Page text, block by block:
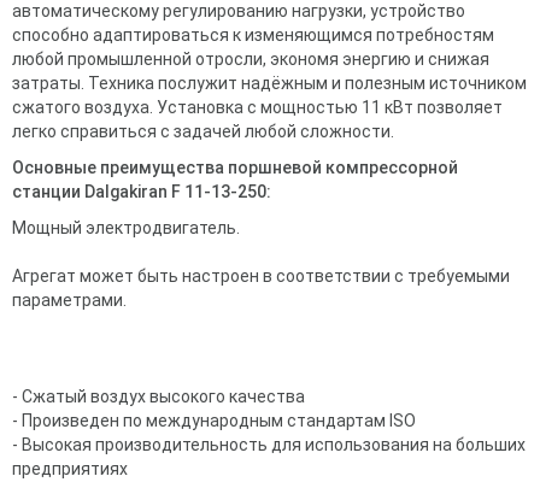
автоматическому регулированию нагрузки, устройство
способно адаптироваться к изменяющимся потребностям
любой промышленной отросли, экономя энергию и снижая
затраты. Техника послужит надёжным и полезным источником
сжатого воздуха. Установка с мощностью 11 кВт позволяет
легко справиться с задачей любой сложности.
Основные преимущества поршневой компрессорной
станции Dalgakiran F 11-13-250:
Мощный электродвигатель.
Агрегат может быть настроен в соответствии с требуемыми
параметрами.
- Сжатый воздух высокого качества
- Произведен по международным стандартам ISO
- Высокая производительность для использования на больших
предприятиях